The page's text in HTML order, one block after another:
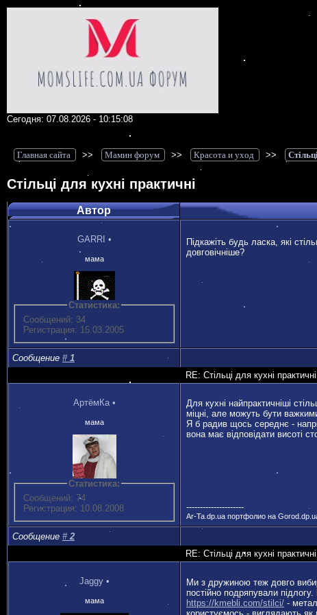
Сегодня: 07.08.2026 - 10:15:08
Главная сайта >> Мамин форум >> Красота и уход >>
Стільці для кухні практичні
Автор
GARRI •
мама
Статистика:
Сообщений: 34
Регистрация: 15.03.2005
Підкажіть будь ласка, які
довговічніше?
Сообщение#1
RE: Стільці для кухні практичні
АртёмКа •
мама
Статистика:
Сообщений: 74
Регистрация: 10.08.2008
Для кухні найпрактичніші
міцні, але можуть бути
Я б радив щось середнє -
вона має відповідати висоті
---------------------
Ar-Ta.dp.ua портфолио на
Сообщение#2
RE: Стільці для кухні практичні
Jaggy •
мама
Ми з дружиною теж довго
постійно подряпували
https://kmebli.com/stilci/ -